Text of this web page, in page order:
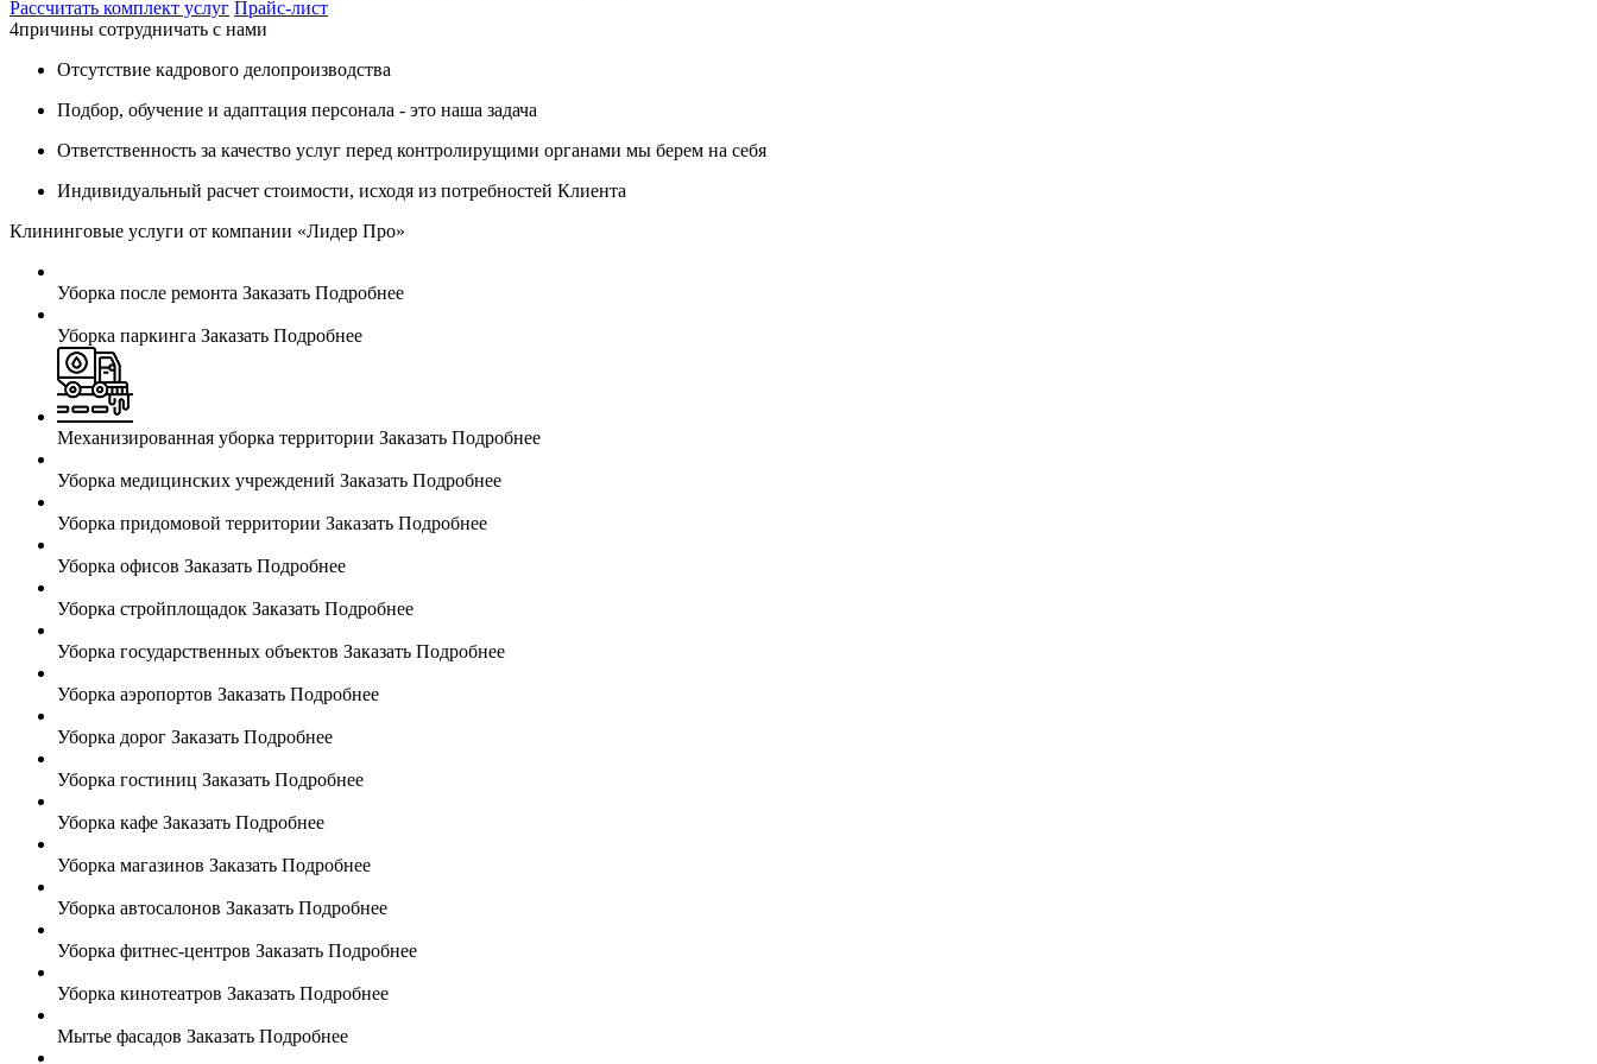
Рассчитать комплект услуг Прайс-лист
4причины сотрудничать с нами
Отсутствие кадрового делопроизводства
Подбор, обучение и адаптация персонала - это наша задача
Ответственность за качество услуг перед контролирущими органами мы берем на себя
Индивидуальный расчет стоимости, исходя из потребностей Клиента
Клининговые услуги от компании «Лидер Про»
Уборка после ремонта Заказать Подробнее
Уборка паркинга Заказать Подробнее
Механизированная уборка территории Заказать Подробнее
Уборка медицинских учреждений Заказать Подробнее
Уборка придомовой территории Заказать Подробнее
Уборка офисов Заказать Подробнее
Уборка стройплощадок Заказать Подробнее
Уборка государственных объектов Заказать Подробнее
Уборка аэропортов Заказать Подробнее
Уборка дорог Заказать Подробнее
Уборка гостиниц Заказать Подробнее
Уборка кафе Заказать Подробнее
Уборка магазинов Заказать Подробнее
Уборка автосалонов Заказать Подробнее
Уборка фитнес-центров Заказать Подробнее
Уборка кинотеатров Заказать Подробнее
Мытье фасадов Заказать Подробнее